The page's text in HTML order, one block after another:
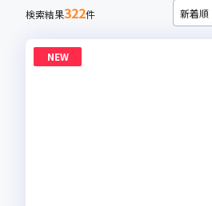
検索結果322件
NEW